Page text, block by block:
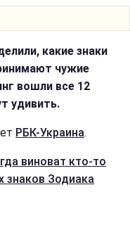
какие знаки
чужие
вошли все 12
удивить.
РБК-Украина.
виноват кто-то
знаков Зодиака